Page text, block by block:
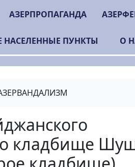
АЗЕРПРОПАГАНДА
НАСЕЛЕННЫЕ ПУНКТЫ О